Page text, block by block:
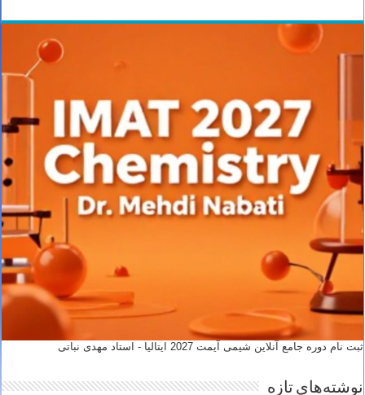
ثبت نام دوره جامع آنلاین شیمی آیمت 2027 ایتالیا - استاد مهدی نباتی
نوشته‌های تازه